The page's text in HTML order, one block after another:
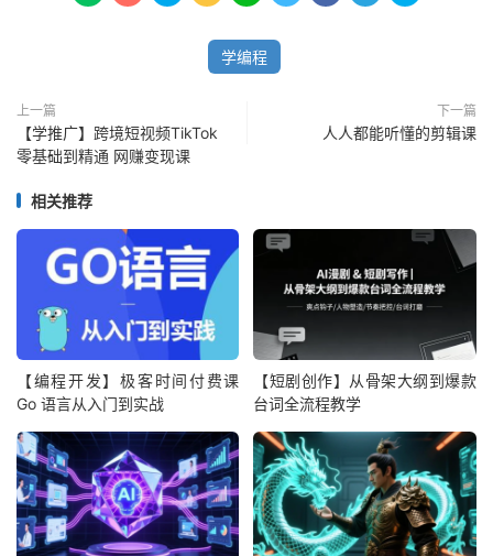
学编程
上一篇
【学推广】跨境短视频TikTok
零基础到精通 网赚变现课
下一篇
人人都能听懂的剪辑课
相关推荐
【编程开发】极客时间付费课
Go 语言从入门到实战
【短剧创作】从骨架大纲到爆款
台词全流程教学